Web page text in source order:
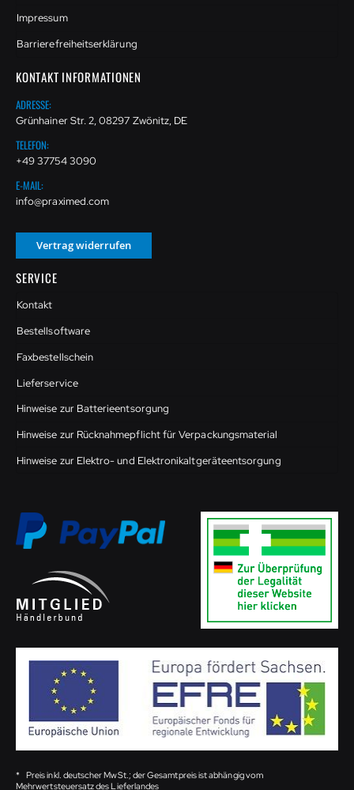
Impressum
Barrierefreiheitserklärung
KONTAKT INFORMATIONEN
ADRESSE:
Grünhainer Str. 2, 08297 Zwönitz, DE
TELEFON:
+49 37754 3090
E-MAIL:
info@praximed.com
Vertrag widerrufen
SERVICE
Kontakt
Bestellsoftware
Faxbestellschein
Lieferservice
Hinweise zur Batterieentsorgung
Hinweise zur Rücknahmepflicht für Verpackungsmaterial
Hinweise zur Elektro- und Elektronikaltgeräteentsorgung
* Preis inkl. deutscher MwSt.; der Gesamtpreis ist abhängig vom
Mehrwertsteuersatz des Lieferlandes